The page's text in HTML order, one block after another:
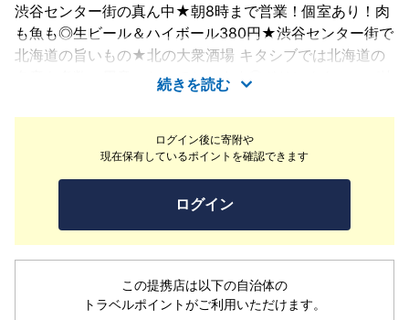
ログイン後に寄附や
現在保有しているポイントを確認できます
ログイン
この提携店は以下の自治体の
トラベルポイントがご利用いただけます。
渋谷センター街の真ん中★朝8時まで営業！個室あり！肉
も魚も◎生ビール＆ハイボール380円★渋谷センター街で
北海道の旨いもの★北の大衆酒場 キタシブでは北海道の
名産を多数ご用意いたしております◎ドリンクもコスパ抜
群で種類豊富！鮮魚･生牡蠣･鶏ザンギ･お鍋などなど･･･北
の大衆酒場だから出来るコスパと品揃えをご堪能ください
続きを読む